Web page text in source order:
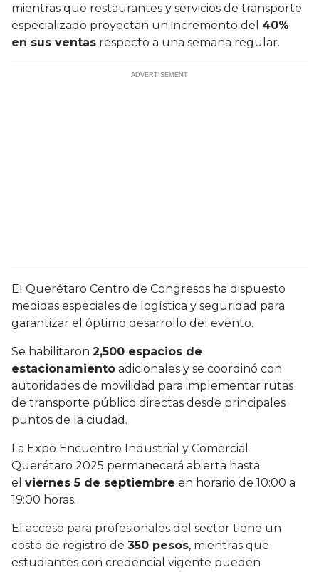
mientras que restaurantes y servicios de transporte
especializado proyectan un incremento del 40%
en sus ventas respecto a una semana regular.
El Querétaro Centro de Congresos ha dispuesto
medidas especiales de logística y seguridad para
garantizar el óptimo desarrollo del evento.
Se habilitaron 2,500 espacios de
estacionamiento adicionales y se coordinó con
autoridades de movilidad para implementar rutas
de transporte público directas desde principales
puntos de la ciudad.
La Expo Encuentro Industrial y Comercial
Querétaro 2025 permanecerá abierta hasta
el viernes 5 de septiembre en horario de 10:00 a
19:00 horas.
El acceso para profesionales del sector tiene un
costo de registro de 350 pesos, mientras que
estudiantes con credencial vigente pueden